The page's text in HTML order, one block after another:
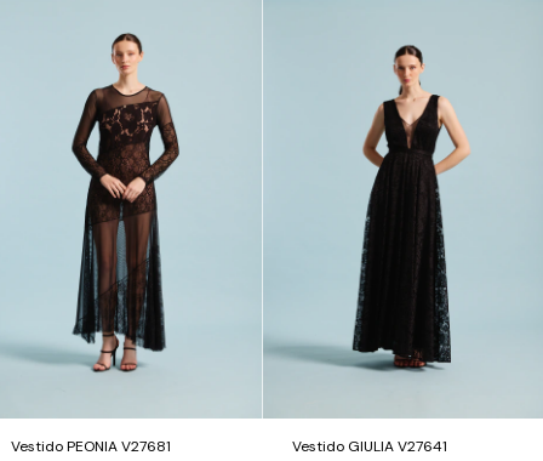
Vestido PEONIA V27681 Vestido GIULIA V27641